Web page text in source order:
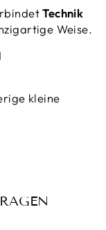
Technik
Weise.
kleine